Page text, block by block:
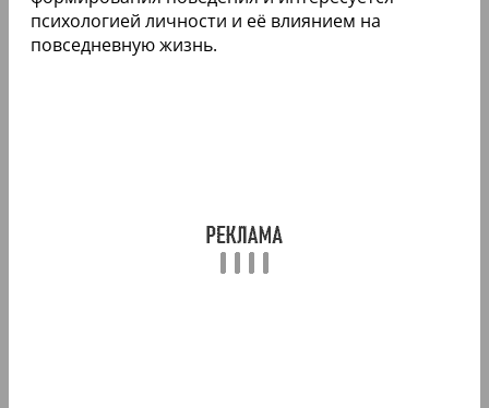
психологией личности и её влиянием на
повседневную жизнь.